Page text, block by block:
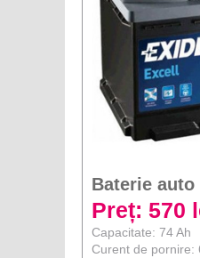
Baterie auto
Preț: 570
Capacitate: 74 Ah
Curent de pornire: